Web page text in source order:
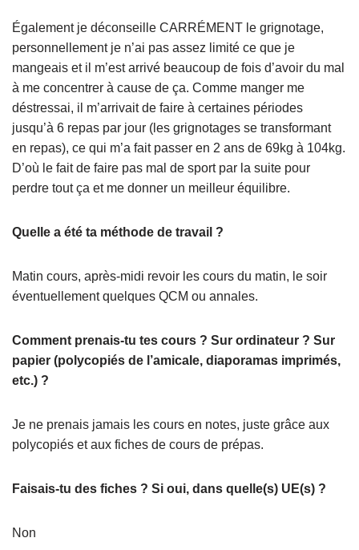
Également je déconseille CARRÉMENT le grignotage,
personnellement je n’ai pas assez limité ce que je
mangeais et il m’est arrivé beaucoup de fois d’avoir du mal
à me concentrer à cause de ça. Comme manger me
déstressai, il m’arrivait de faire à certaines périodes
jusqu’à 6 repas par jour (les grignotages se transformant
en repas), ce qui m’a fait passer en 2 ans de 69kg à 104kg.
D’où le fait de faire pas mal de sport par la suite pour
perdre tout ça et me donner un meilleur équilibre.
Quelle a été ta méthode de travail ?
Matin cours, après-midi revoir les cours du matin, le soir
éventuellement quelques QCM ou annales.
Comment prenais-tu tes cours ? Sur ordinateur ? Sur
papier (polycopiés de l’amicale, diaporamas imprimés,
etc.) ?
Je ne prenais jamais les cours en notes, juste grâce aux
polycopiés et aux fiches de cours de prépas.
Faisais-tu des fiches ? Si oui, dans quelle(s) UE(s) ?
Non